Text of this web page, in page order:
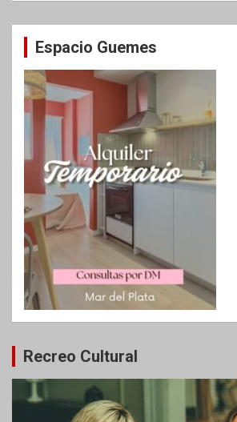
Espacio Guemes
Recreo Cultural